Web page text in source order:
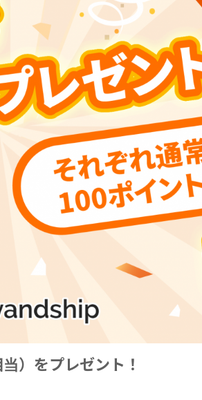
）をプレゼント！